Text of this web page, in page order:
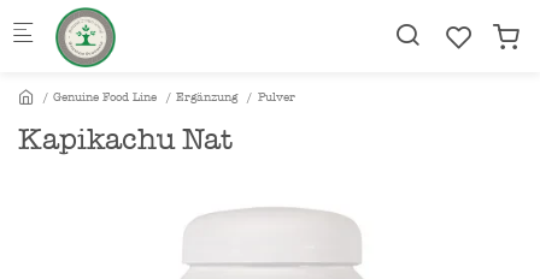
Skip to main content
Genuine Food Line Ergänzung Pulver
Kapikachu Nat